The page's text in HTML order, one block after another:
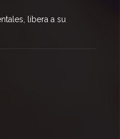
libera a su